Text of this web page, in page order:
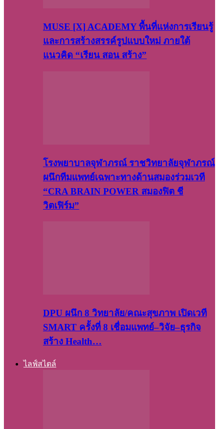
MUSE [X] ACADEMY พื้นที่แห่งการเรียนรู้
และการสร้างสรรค์รูปแบบใหม่ ภายใต้
แนวคิด “เรียน สอน สร้าง”
โรงพยาบาลจุฬาภรณ์ ราชวิทยาลัยจุฬาภรณ์
ผนึกทีมแพทย์เฉพาะทางด้านสมองร่วมเวที
“CRA BRAIN POWER สมองฟิต ชี
วิตเฟิร์ม”
DPU ผนึก 8 วิทยาลัย/คณะสุขภาพ เปิดเวที
SMART ครั้งที่ 8 เชื่อมแพทย์–วิจัย–ธุรกิจ
สร้าง Health…
ไลฟ์สไตล์